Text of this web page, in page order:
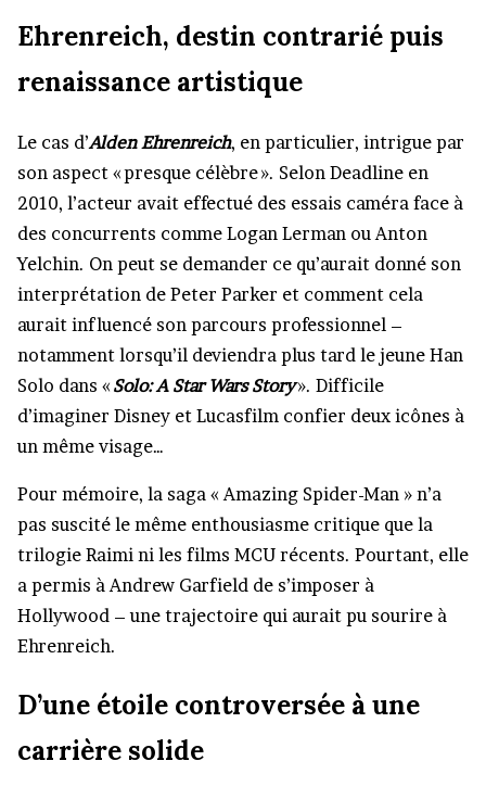
Ehrenreich, destin contrarié puis
renaissance artistique
Le cas d’Alden Ehrenreich, en particulier, intrigue par
son aspect « presque célèbre ». Selon Deadline en
2010, l’acteur avait effectué des essais caméra face à
des concurrents comme Logan Lerman ou Anton
Yelchin. On peut se demander ce qu’aurait donné son
interprétation de Peter Parker et comment cela
aurait influencé son parcours professionnel –
notamment lorsqu’il deviendra plus tard le jeune Han
Solo dans « Solo: A Star Wars Story». Difficile
d’imaginer Disney et Lucasfilm confier deux icônes à
un même visage…
Pour mémoire, la saga « Amazing Spider-Man » n’a
pas suscité le même enthousiasme critique que la
trilogie Raimi ni les films MCU récents. Pourtant, elle
a permis à Andrew Garfield de s’imposer à
Hollywood – une trajectoire qui aurait pu sourire à
Ehrenreich.
D’une étoile controversée à une
carrière solide